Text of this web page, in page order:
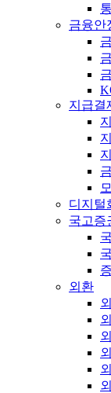
금융안
지급결
디지털
국고증
외환